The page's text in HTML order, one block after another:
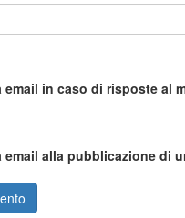
email in caso di risposte al
email alla pubblicazione di